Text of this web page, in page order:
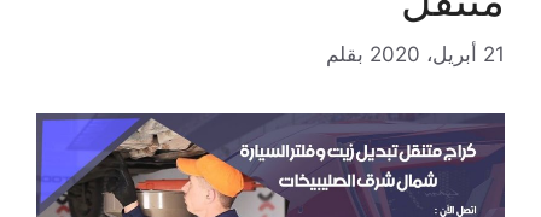
21 أبريل، 2020 بقلم